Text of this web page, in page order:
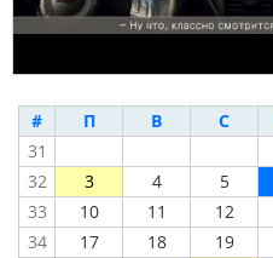
# П В С
31
32
3 4 5
33
10 11 12
34
17 18 19